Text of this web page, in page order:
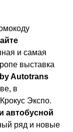
и самая
выставка
byAutotrans
в
Экспо.
автобусной
ряд и новые